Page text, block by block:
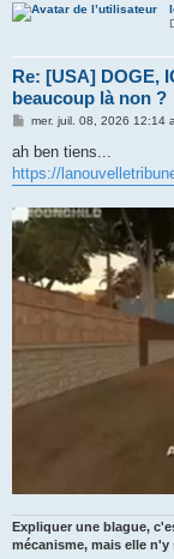
Re: [USA] DOGE,
beaucoup là non ?
M
s
a
e
mer. juil. 08, 2026 12:14
ah ben tiens...
https://
Expliquer une blague,
mécanisme, mais elle n'y